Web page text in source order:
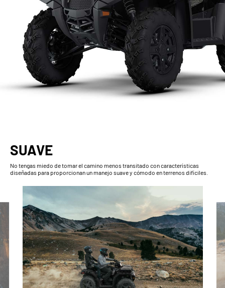
SUAVE
No tengas miedo de tomar el camino menos transitado con características
diseñadas para proporcionan un manejo suave y cómodo en terrenos difíciles.